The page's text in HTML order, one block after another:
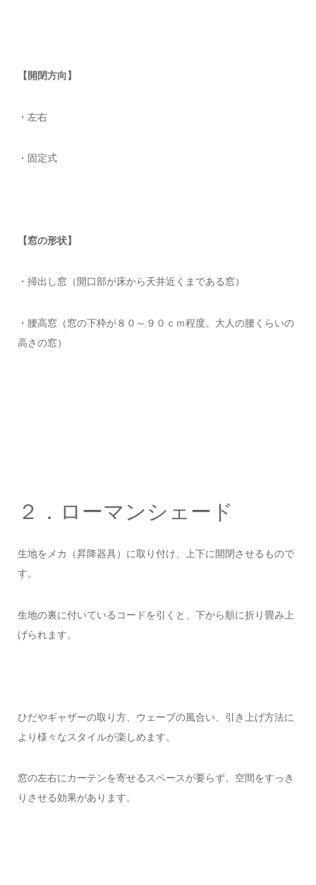
【開閉方向】
・左右
・固定式
【窓の形状】
・掃出し窓（開口部が床から天井近くまである窓）
・腰高窓（窓の下枠が８０～９０ｃｍ程度。大人の腰くらいの
高さの窓）
２．ローマンシェード
生地をメカ（昇降器具）に取り付け、上下に開閉させるもので
す。
生地の裏に付いているコードを引くと、下から順に折り畳み上
げられます。
ひだやギャザーの取り方、ウェーブの風合い、引き上げ方法に
より様々なスタイルが楽しめます。
窓の左右にカーテンを寄せるスペースが要らず、空間をすっき
りさせる効果があります。